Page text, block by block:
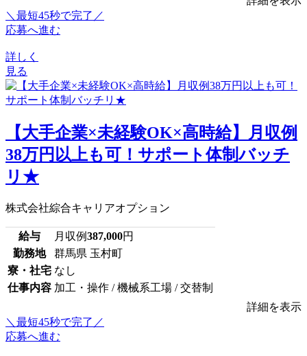
＼最短45秒で完了／
応募へ進む
詳しく
見る
【大手企業×未経験OK×高時給】月収例
38万円以上も可！サポート体制バッチ
リ★
株式会社綜合キャリアオプション
給与 月収例387,000円
勤務地
群馬県 玉村町
寮・社宅 なし
仕事内容 加工・操作 / 機械系工場 / 交替制
詳細を表示
＼最短45秒で完了／
応募へ進む